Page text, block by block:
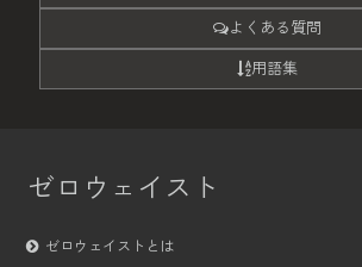
よくある質問
用語集
ゼロウェイスト
ゼロウェイストとは